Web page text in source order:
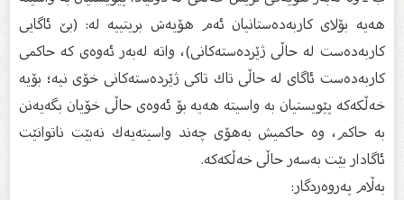
هەیە بۆلای كاربەدەستانیان ئەم هۆیەش بریتییە لە: (بێ‌ ئاگایی
كاربەدەست لە حاڵی ژێردەستەكانی)، واتە لەبەر ئەوەی كە حاكمی
كاربەدەست ئاگای لە حاڵی تاك تاكی ژێردەستەكانی خۆی نیە؛ بۆیە
خەڵكەكە پێویستیان بە واسیتە هەیە بۆ ئەوەی حاڵی خۆیان بگەیەنن
بە حاكم، وە حاكمیش بەهۆی چەند واسیتەیەك نەبێت ناتوانێت
ئاگادار بێت بەسەر حاڵی خەڵكەكە.
بەڵام پەروەردگار: